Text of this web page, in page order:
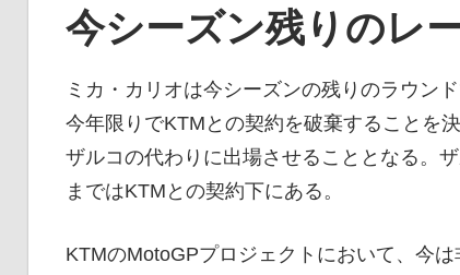
ュ
ー
ス
今シーズン残りのレ
ミカ・カリオは今シーズンの残りのラウン
今年限りでKTMとの契約を破棄することを
ザルコの代わりに出場させることとなる。
まではKTMとの契約下にある。
KTMのMotoGPプロジェクトにおいて、今